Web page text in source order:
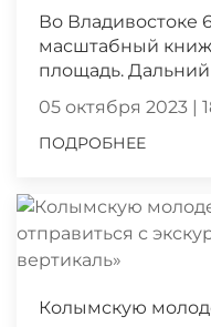
Во Владивостоке
масштабный
площадь. Дальний
05 октября 2023 |
ПОДРОБНЕЕ
Колымскую